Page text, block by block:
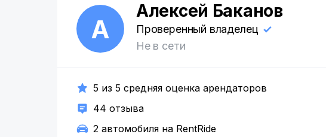
А
Алексей Баканов
Проверенный владелец
Не в сети
5 из 5 средняя оценка арендаторов
44 отзыва
2 автомобиля на RentRide